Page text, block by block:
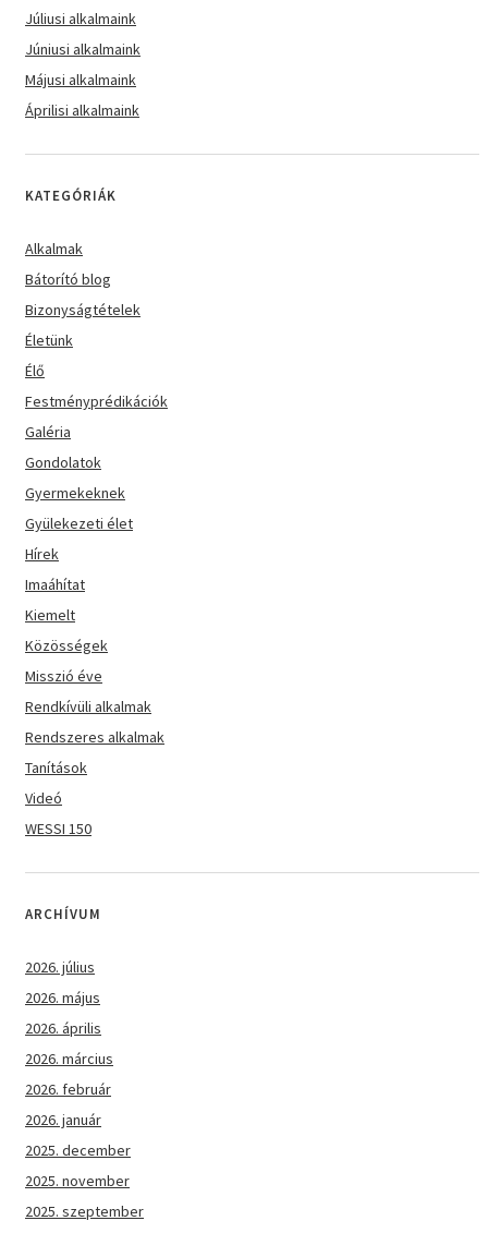
Júliusi alkalmaink
Júniusi alkalmaink
Májusi alkalmaink
Áprilisi alkalmaink
KATEGÓRIÁK
Alkalmak
Bátorító blog
Bizonyságtételek
Életünk
Élő
Festményprédikációk
Galéria
Gondolatok
Gyermekeknek
Gyülekezeti élet
Hírek
Imaáhítat
Kiemelt
Közösségek
Misszió éve
Rendkívüli alkalmak
Rendszeres alkalmak
Tanítások
Videó
WESSI 150
ARCHÍVUM
2026. július
2026. május
2026. április
2026. március
2026. február
2026. január
2025. december
2025. november
2025. szeptember